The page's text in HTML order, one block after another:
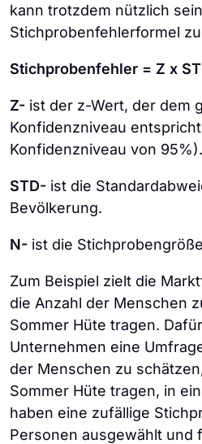
kann trotzdem nützlich
Stichprobenfehlerformel
Stichprobenfehler = Z x
Z- ist der z-Wert, der dem
Konfidenzniveau
Konfidenzniveau von 95%).
STD- ist die
Bevölkerung.
N- ist die
Zum Beispiel zielt die
die Anzahl der Menschen
Sommer Hüte tragen.
Unternehmen eine
der Menschen zu
Sommer Hüte tragen, in
haben eine zufällige
Personen ausgewählt und